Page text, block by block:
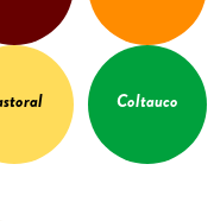
Coltauco